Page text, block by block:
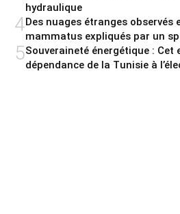
hydraulique
4Des nuages étranges observés
mammatus expliqués par un
5Souveraineté énergétique :
dépendance de la Tunisie à